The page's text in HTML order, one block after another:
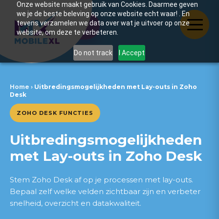
Onze website maakt gebruik van Cookies. Daarmee geven
we je de beste beleving op onze website echt waar! . En
tevens verzamelen we data over wat je uitvoer op onze
website, om deze te verbeteren.
Do not track I Accept
Home › Uitbredingsmogelijkheden met Lay-outs in Zoho
Desk
ZOHO DESK FUNCTIES
Uitbredingsmogelijkheden
met Lay-outs in Zoho Desk
Stem Zoho Desk af op je processen met lay-outs.
Bepaal zelf welke velden zichtbaar zijn en verbeter
snelheid, overzicht en datakwaliteit.
Inhoudsopgave
Samenwerkingen waar wij
Wat zijn Lay-outs in Zoho
Desk
Direct in gesprek met
Raymond
Raymond Hewitt
Belangrijkste voordelen